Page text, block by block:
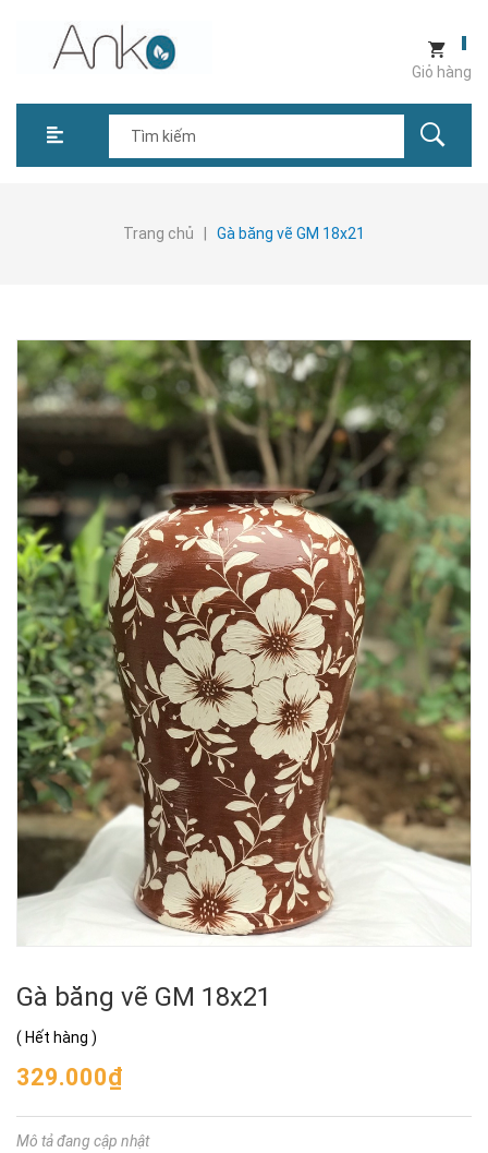
Giỏ hàng
Trang chủ Gà băng vẽ GM 18x21
Gà băng vẽ GM 18x21
( Hết hàng )
329.000₫
Mô tả đang cập nhật